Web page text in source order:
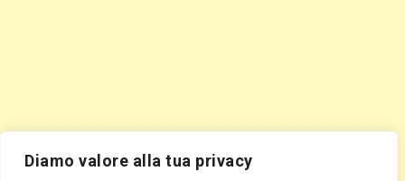
Diamo valore alla tua privacy